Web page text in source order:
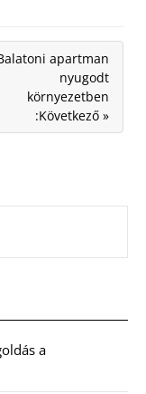
apartman
nyugodt
környezetben
:Következő »
a